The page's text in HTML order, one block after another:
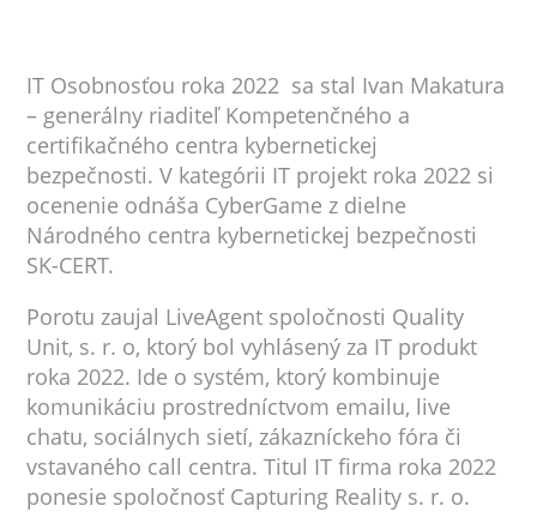
IT Osobnosťou roka 2022 sa stal Ivan Makatura
– generálny riaditeľ Kompetenčného a
certifikačného centra kybernetickej
bezpečnosti. V kategórii IT projekt roka 2022 si
ocenenie odnáša CyberGame z dielne
Národného centra kybernetickej bezpečnosti
SK-CERT.
Porotu zaujal LiveAgent spoločnosti Quality
Unit, s. r. o, ktorý bol vyhlásený za IT produkt
roka 2022. Ide o systém, ktorý kombinuje
komunikáciu prostredníctvom emailu, live
chatu, sociálnych sietí, zákazníckeho fóra či
vstavaného call centra. Titul IT firma roka 2022
ponesie spoločnosť Capturing Reality s. r. o.